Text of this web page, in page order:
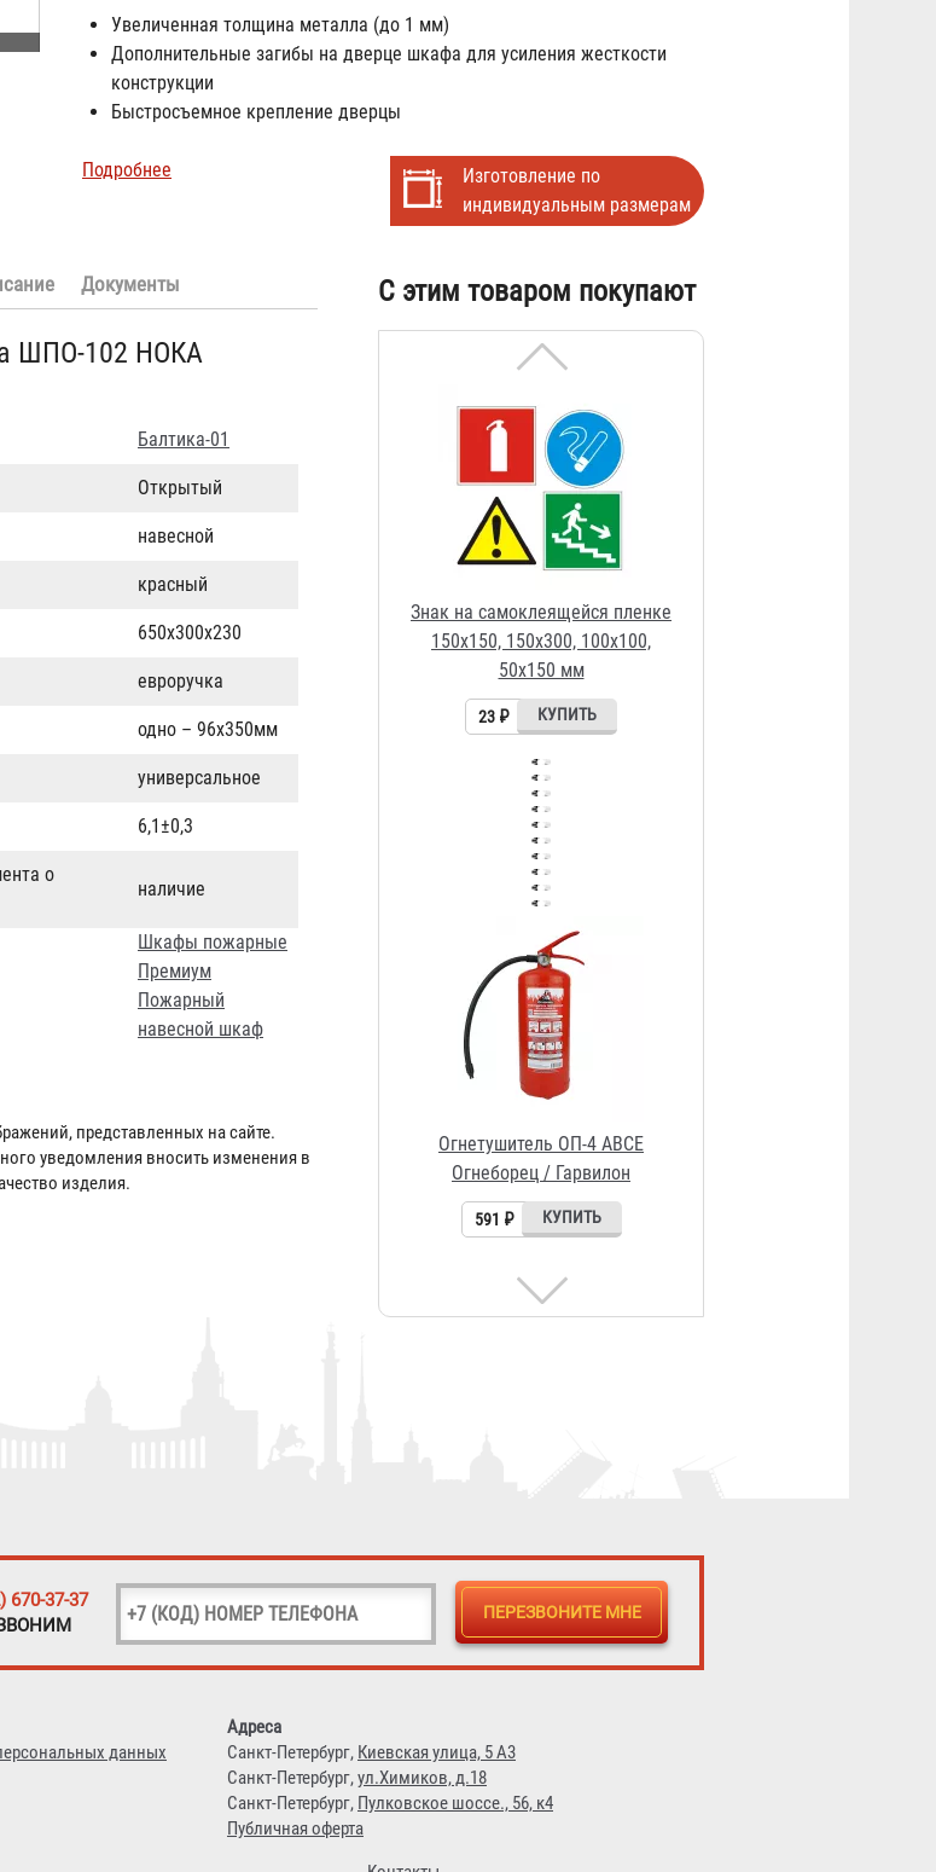
Увеличенная толщина металла (до 1 мм)
Дополнительные загибы на дверце шкафа для усиления жесткости
конструкции
Быстросъемное крепление дверцы
Изготовление по
индивидуальным размерам
Подробнее
Документы
ШПО-102 НОКА
Балтика-01
Открытый
навесной
красный
650х300х230
евроручка
одно – 96х350мм
универсальное
6,1±0,3
о
наличие
Шкафы пожарные
Премиум
Пожарный
навесной шкаф
представленных на сайте.
уведомления вносить изменения в
изделия.
С этим товаром покупают
50х150 мм
Огнетушитель ОП-4 АВСЕ
Огнеборец / Гарвилон
150х150, 150х300, 100х100,
50х150 мм
23 ₽
37-37
данных
Адреса
Санкт-Петербург, Киевская улица, 5 А3
Санкт-Петербург,ул.Химиков, д.18
Санкт-Петербург, Пулковское шоссе., 56, к4
Публичная оферта